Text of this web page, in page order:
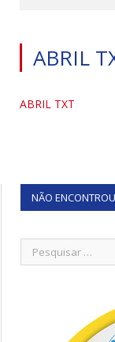
ABRIL
ABRIL TXT
NÃO